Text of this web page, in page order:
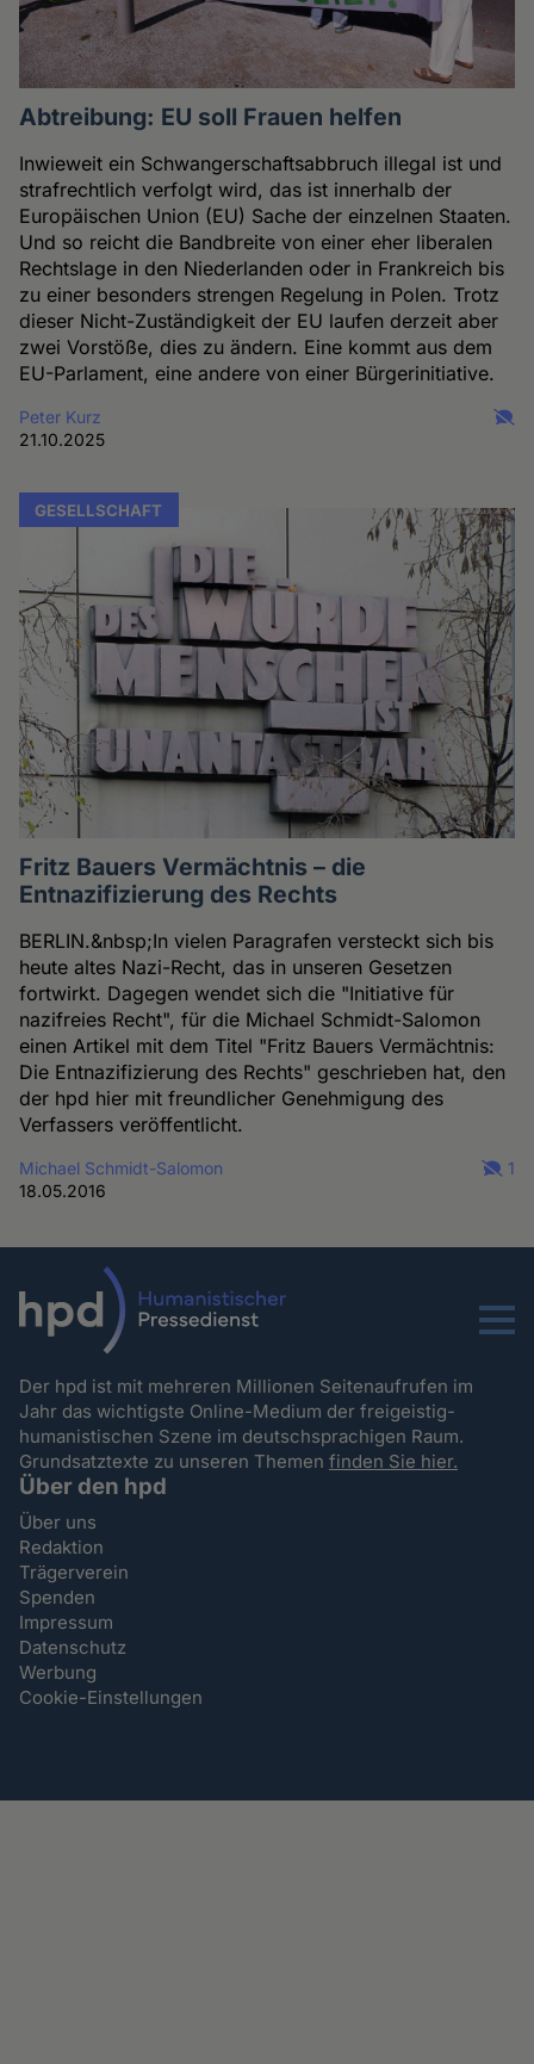
Abtreibung: EU soll Frauen helfen
Inwieweit ein Schwangerschaftsabbruch illegal ist und
strafrechtlich verfolgt wird, das ist innerhalb der
Europäischen Union (EU) Sache der einzelnen Staaten.
Und so reicht die Bandbreite von einer eher liberalen
Rechtslage in den Niederlanden oder in Frankreich bis
zu einer besonders strengen Regelung in Polen. Trotz
dieser Nicht-Zuständigkeit der EU laufen derzeit aber
zwei Vorstöße, dies zu ändern. Eine kommt aus dem
EU-Parlament, eine andere von einer Bürgerinitiative.
Peter Kurz
21.10.2025
GESELLSCHAFT
Fritz Bauers Vermächtnis – die
Entnazifizierung des Rechts
BERLIN.&nbsp;In vielen Paragrafen versteckt sich bis
heute altes Nazi-Recht, das in unseren Gesetzen
fortwirkt. Dagegen wendet sich die "Initiative für
nazifreies Recht", für die Michael Schmidt-Salomon
einen Artikel mit dem Titel "Fritz Bauers Vermächtnis:
Die Entnazifizierung des Rechts" geschrieben hat, den
der hpd hier mit freundlicher Genehmigung des
Verfassers veröffentlicht.
Michael Schmidt-Salomon
18.05.2016
1
Menu
Der hpd ist mit mehreren Millionen Seitenaufrufen im
Jahr das wichtigste Online-Medium der freigeistig-
humanistischen Szene im deutschsprachigen Raum.
Grundsatztexte zu unseren Themenfinden Sie hier.
Über den hpd
Über uns
Redaktion
Trägerverein
Spenden
Impressum
Datenschutz
Werbung
Cookie-Einstellungen